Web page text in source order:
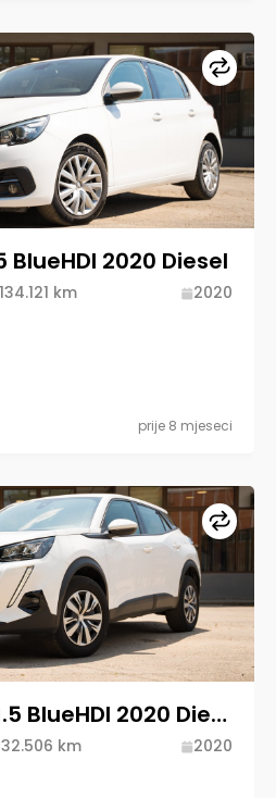
BlueHDI 2020 Diesel
134.121 km
2020
prije 8 mjeseci
Peugeot 2008 1.5 BlueHDI 2020 Diesel
km
2020